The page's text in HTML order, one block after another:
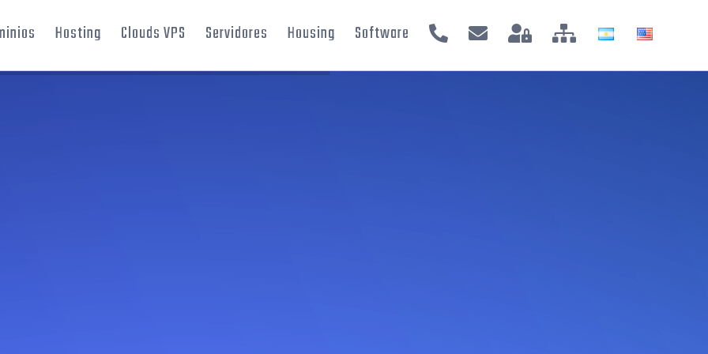
Hosting Clouds VPS Servidores Housing Software